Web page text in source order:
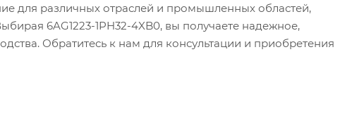
для различных отраслей и промышленных областей,
6AG1223-1PH32-4XB0, вы получаете надежное,
Обратитесь к нам для консультации и приобретения